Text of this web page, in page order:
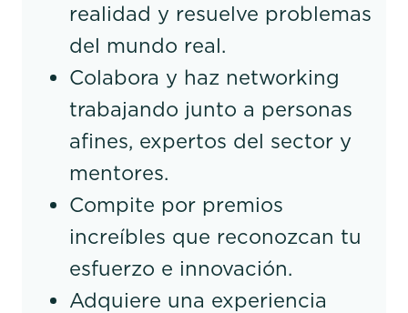
realidad y resuelve problemas
del mundo real.
Colabora y haz networking
trabajando junto a personas
afines, expertos del sector y
mentores.
Compite por premios
increíbles que reconozcan tu
esfuerzo e innovación.
Adquiere una experiencia